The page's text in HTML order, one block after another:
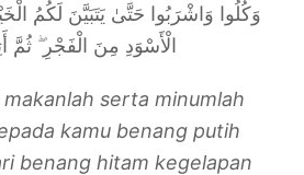
وَكُلُوا وَاشْرَبُوا حَتَّىٰ يَتَبَيَّنَ لَكُمُ
الْأَسْوَدِ مِنَ الْفَجْرِ ۖ ثُمَّ
makanlah serta minumlah
kamu benang putih
benang hitam kegelapan